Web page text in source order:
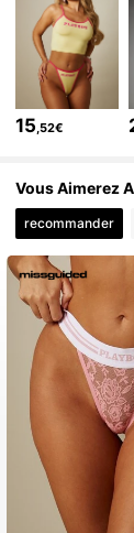
15 ,52€
Vous Aimerez
recommander